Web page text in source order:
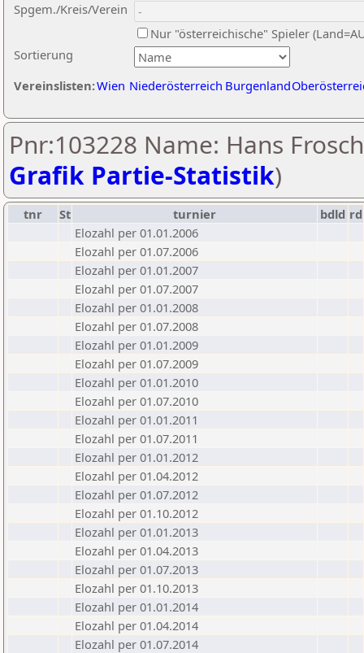
Sortierung
Spgem./Kreis/Verein
Nur "österreichische" Spieler
Vereinslisten:Wien Niederösterreich Burgenland
Pnr:103228 Name: Hans
Grafik Partie-Statistik)
tnr St turnier bdld rd
Elozahl per 01.01.2006
Elozahl per 01.07.2006
Elozahl per 01.01.2007
Elozahl per 01.07.2007
Elozahl per 01.01.2008
Elozahl per 01.07.2008
Elozahl per 01.01.2009
Elozahl per 01.07.2009
Elozahl per 01.01.2010
Elozahl per 01.07.2010
Elozahl per 01.01.2011
Elozahl per 01.07.2011
Elozahl per 01.01.2012
Elozahl per 01.04.2012
Elozahl per 01.07.2012
Elozahl per 01.10.2012
Elozahl per 01.01.2013
Elozahl per 01.04.2013
Elozahl per 01.07.2013
Elozahl per 01.10.2013
Elozahl per 01.01.2014
Elozahl per 01.04.2014
Elozahl per 01.07.2014